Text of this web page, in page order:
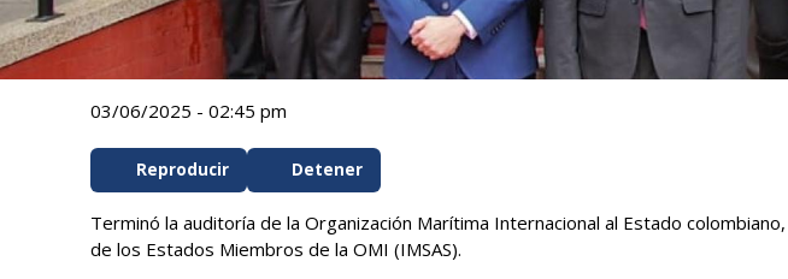
03/06/2025 - 02:45 pm
Reproducir Detener
Terminó la auditoría de la Organización Marítima Internacional al Estado
de los Estados Miembros de la OMI (IMSAS).